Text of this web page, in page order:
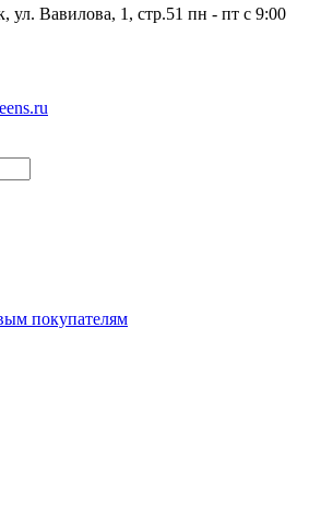
ул. Вавилова, 1, стр.51 пн - пт с 9:00
покупателям